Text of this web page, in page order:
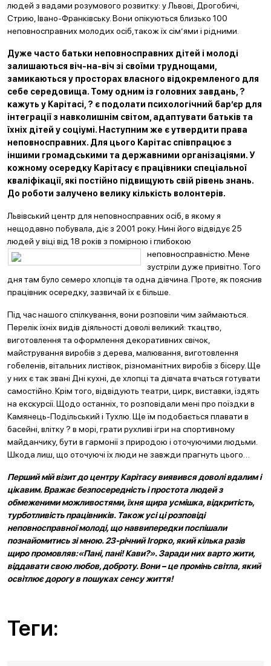
людей з вадами розумового розвитку: у Львові, Дрогобичі,
Стрию, Івано-Франківську. Вони опікуються близько 100
неповносправних молодих осіб,також їх сім’ями і рідними.
Дуже часто батьки неповносправних дітей і молоді
залишаються віч-на-віч зі своїми труднощами,
замикаються у просторах власного відокремленого для
себе середовища. Тому одним із головних завдань, ?
кажуть у Карітасі, ? є подолати психологічний бар’єр для
інтеграції з навколишнім світом, адаптувати батьків та
їхніх дітей у соціумі. Наступним же є утвердити права
неповносправних. Для цього Карітас співпрацює з
іншими громадськими та державними організаціями. У
кожному осередку Карітасу є працівники спеціальної
кваліфікації, які постійно підвищують свій рівень знань.
До роботи залучено велику кількість волонтерів.
Львівський центр для неповносправних осіб, в якому я
нещодавно побувала, діє з 2001 року. Нині його відвідує 25
людей у віці від 18 років з помірною і глибокою
неповносправністю. Мене
зустріли дуже привітно. Того
дня там було семеро хлопців та одна дівчина. Проте, як пояснив
працівник осередку, зазвичай їх є більше.
Під час нашого спілкування, вони розповіли чим займаються.
Перелік їхніх видів діяльності доволі великий: ткацтво,
виготовлення та оформлення декоративних свічок,
майстрування виробів з дерева, малювання, виготовлення
гобеленів, вітальних листівок, різноманітних виробів з бісеру. Ще
у них є так звані Дні кухні, де хлопці та дівчата вчаться готувати
самостійно. Крім того, відвідують театри, цирк, виставки, їздять
на екскурсії. Щодо останніх, то розповідали мені про поїздки в
Камянець-Подільський і Тухлю. Ще їм подобається плавати в
басейні, влітку ? в морі, грати рухливі ігри на спортивному
майданчику, бути в гармонії з природою і оточуючими людьми.
Шкода лиш, що оточуючі їх люди не завжди прагнуть цього…
Перший мій візит до центру Карітасу виявився доволі вдалим і
цікавим. Вражає безпосередність і простота людей з
обмеженими можливостями, їхня щира усмішка, відкритість,
турботливість працівників. Також усі ці розповіді
неповносправної молоді, що наввипередки поспішали
познайомитись зі мною. 23-річний Ігорко, який кілька разів
щиро промовляв:«Пані, пані! Кави?». Заради них варто жити,
віддавати свою любов, доброту. Вони – це промінь світла, який
освітлює дорогу в пошуках сенсу життя!
Теги: